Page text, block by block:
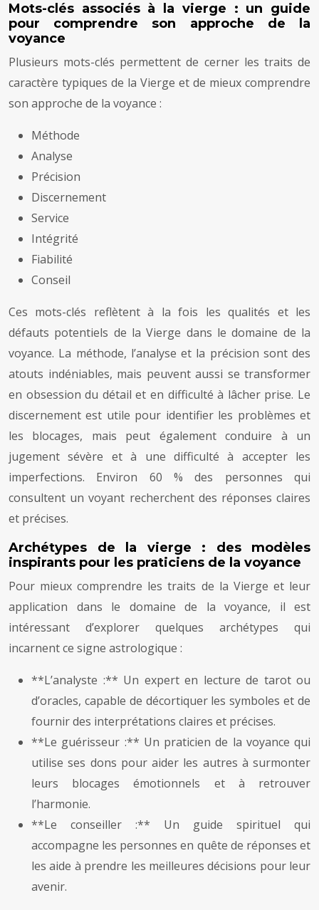
Mots-clés associés à la vierge : un guide
pour comprendre son approche de la
voyance
Plusieurs mots-clés permettent de cerner les traits de
caractère typiques de la Vierge et de mieux comprendre
son approche de la voyance :
Méthode
Analyse
Précision
Discernement
Service
Intégrité
Fiabilité
Conseil
Ces mots-clés reflètent à la fois les qualités et les
défauts potentiels de la Vierge dans le domaine de la
voyance. La méthode, l’analyse et la précision sont des
atouts indéniables, mais peuvent aussi se transformer
en obsession du détail et en difficulté à lâcher prise. Le
discernement est utile pour identifier les problèmes et
les blocages, mais peut également conduire à un
jugement sévère et à une difficulté à accepter les
imperfections. Environ 60 % des personnes qui
consultent un voyant recherchent des réponses claires
et précises.
Archétypes de la vierge : des modèles
inspirants pour les praticiens de la voyance
Pour mieux comprendre les traits de la Vierge et leur
application dans le domaine de la voyance, il est
intéressant d’explorer quelques archétypes qui
incarnent ce signe astrologique :
**L’analyste :** Un expert en lecture de tarot ou
d’oracles, capable de décortiquer les symboles et de
fournir des interprétations claires et précises.
**Le guérisseur :** Un praticien de la voyance qui
utilise ses dons pour aider les autres à surmonter
leurs blocages émotionnels et à retrouver
l’harmonie.
**Le conseiller :** Un guide spirituel qui
accompagne les personnes en quête de réponses et
les aide à prendre les meilleures décisions pour leur
avenir.